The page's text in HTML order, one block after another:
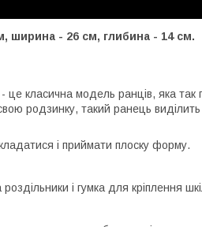
ширина - 26 см, глибина - 14 см.
це класична модель ранців, яка
родзинку, такий ранець
і приймати плоску форму.
і гумка для кріплення